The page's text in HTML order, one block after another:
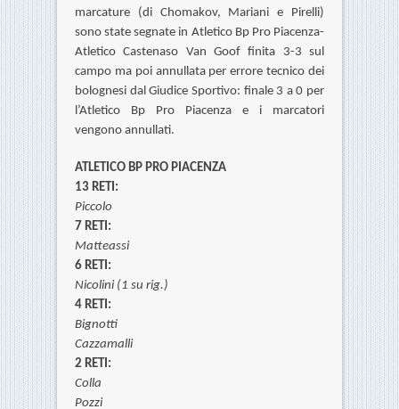
marcature (di Chomakov, Mariani e Pirelli)
sono state segnate in Atletico Bp Pro Piacenza-
Atletico Castenaso Van Goof finita 3-3 sul
campo ma poi annullata per errore tecnico dei
bolognesi dal Giudice Sportivo: finale 3 a 0 per
l’Atletico Bp Pro Piacenza e i marcatori
vengono annullati.
ATLETICO BP PRO PIACENZA
13 RETI:
Piccolo
7 RETI:
Matteassi
6 RETI:
Nicolini (1 su rig.)
4 RETI:
Bignotti
Cazzamalli
2 RETI:
Colla
Pozzi